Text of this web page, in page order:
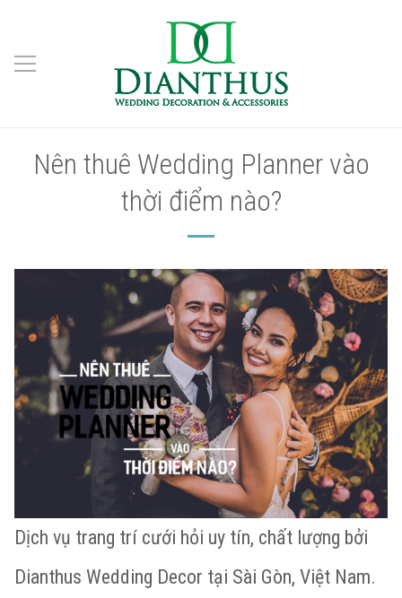
Nên thuê Wedding Planner vào
thời điểm nào?
Dịch vụ trang trí cưới hỏi uy tín, chất lượng bởi
Dianthus Wedding Decor tại Sài Gòn, Việt Nam.